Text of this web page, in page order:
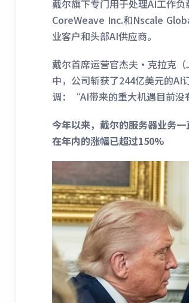
戴尔旗下专门用于处理AI工作
CoreWeave Inc.和Nscale
业客户和头部AI供应商。
戴尔首席运营官杰夫·克拉克
中，公司斩获了244亿美元的AI
调：“AI带来的重大机遇目前没
今年以来，戴尔的服务器业务
在年内的涨幅已超过150%